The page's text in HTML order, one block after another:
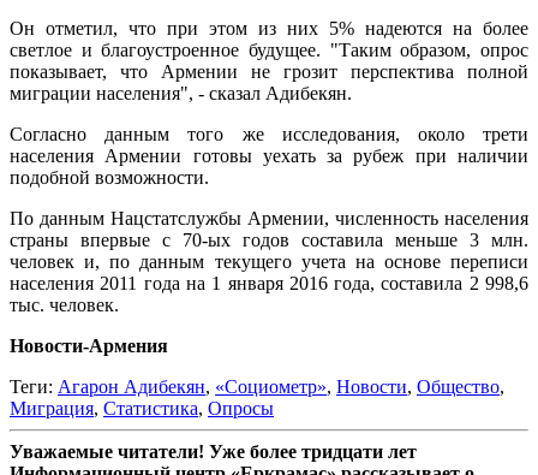
Он отметил, что при этом из них 5% надеются на более
светлое и благоустроенное будущее. "Таким образом, опрос
показывает, что Армении не грозит перспектива полной
миграции населения", - сказал Адибекян.
Согласно данным того же исследования, около трети
населения Армении готовы уехать за рубеж при наличии
подобной возможности.
По данным Нацстатслужбы Армении, численность населения
страны впервые с 70-ых годов составила меньше 3 млн.
человек и, по данным текущего учета на основе переписи
населения 2011 года на 1 января 2016 года, составила 2 998,6
тыс. человек.
Новости-Армения
Теги: Агарон Адибекян, «Социометр», Новости, Общество,
Миграция, Статистика, Опросы
Уважаемые читатели! Уже более тридцати лет